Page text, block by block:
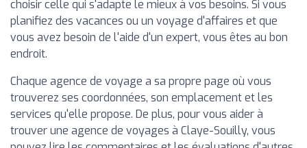
choisir celle qui s'adapte le mieux à vos besoins. Si vous
planifiez des vacances ou un voyage d'affaires et que
vous avez besoin de l'aide d'un expert, vous êtes au bon
endroit.
Chaque agence de voyage a sa propre page où vous
trouverez ses coordonnées, son emplacement et les
services qu'elle propose. De plus, pour vous aider à
trouver une agence de voyages à Claye-Souilly, vous